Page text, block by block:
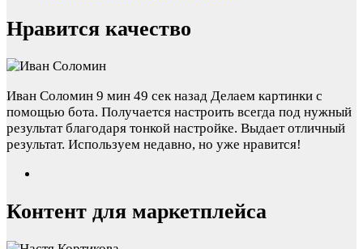
Нравится качество
Иван Соломин 9 мин 49 сек назад Делаем картинки с
помощью бота. Получается настроить всегда под нужный
результат благодаря тонкой настройке. Выдает отличный
результат. Используем недавно, но уже нравится!
Контент для маркетплейса